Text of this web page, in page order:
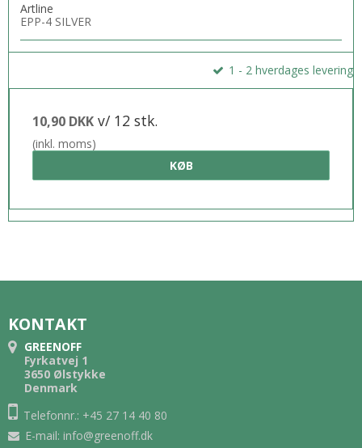
Artline
EPP-4 SILVER
1 - 2 hverdages levering
10,90 DKK v/ 12 stk.
(inkl. moms)
KØB
KONTAKT
GREENOFF
Fyrkatvej 1
3650 Ølstykke
Denmark
Telefonnr.: +45 27 14 40 80
E-mail: info@greenoff.dk